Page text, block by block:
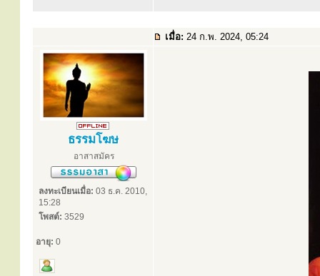
เมื่อ: 24 ก.พ. 2024, 05:24
ธรรมโฆษ
อาสาสมัคร
ลงทะเบียนเมื่อ: 03 ธ.ค. 2010,
15:28
โพสต์: 3529
อายุ: 0